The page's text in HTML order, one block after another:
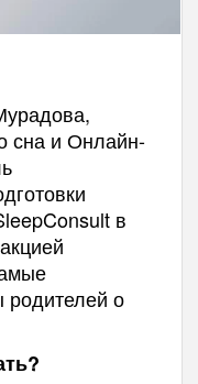
сна и Онлайн-
в
родителей о